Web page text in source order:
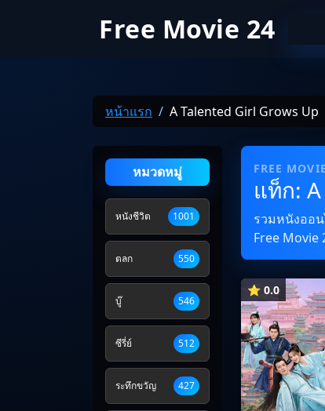
Free Movie 24
หน้าแรก A Talented Girl Grows Up
หมวดหมู่
หนังชีวิต 1001
ตลก 550
บู๊ 546
ซีรี่ย์ 512
ระทึกขวัญ 427
FREE
แท็ก:
รวมหนังออ
Free Movie
⭐ 0.0